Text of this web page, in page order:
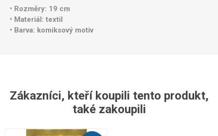
• Rozměry: 19 cm
• Materiál: textil
• Barva: komiksový motiv
Zákazníci, kteří koupili tento produkt,
také zakoupili